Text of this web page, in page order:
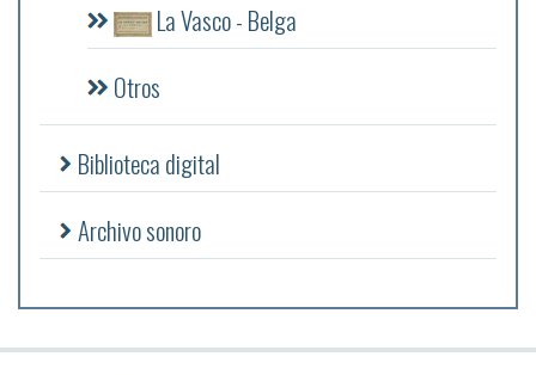
La Vasco - Belga
Otros
Biblioteca digital
Archivo sonoro